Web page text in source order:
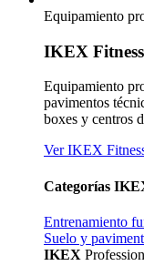
Equipamiento
IKEX Fitness
Equipamiento
pavimentos
boxes y centros
Ver IKEX
Categorías
Entrenamiento
Suelo y
IKEX